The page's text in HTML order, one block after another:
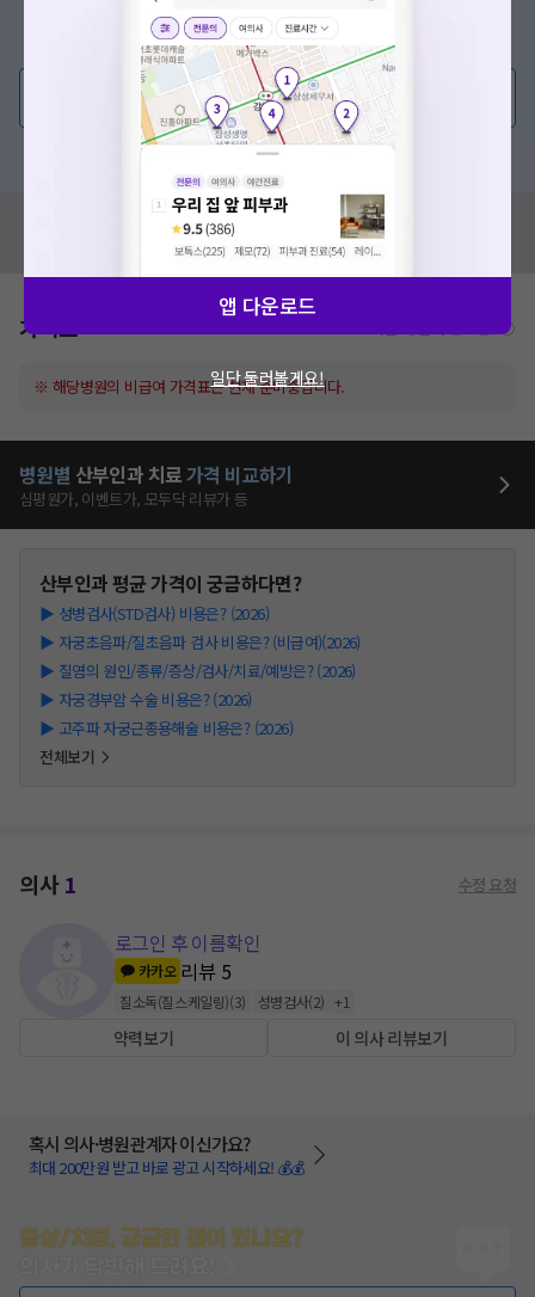
증상/치료, 궁금한 점이 있나요?
의사가 직접 답해드려요!
💬 무엇이든 물어보세요
혹은, 의료상담 서비스에 다양한 게시글 보러가기
혹시 잘못된 병원정보가 있나요?
모두닥 팀에 알려주세요!
가격표
※ 해당병원의 비급여 가격표는 현재 준비중입니다.
병원별 산부인과 치료가격 비교하기
심평원가, 이벤트가, 모두닥 리뷰가 등
산부인과평균 가격이 궁금하다면?
▶ 성병검사(STD검사) 비용은? (2026)
▶ 자궁초음파/질초음파 검사 비용은? (비급여)(2026)
▶ 질염의 원인/종류/증상/검사/치료/예방은? (2026)
▶ 자궁경부암 수술 비용은? (2026)
▶ 고주파 자궁근종용해술 비용은? (2026)
전체보기
의사1 수정 요청
로그인 후 이름확인
카카오 리뷰 5
질소독(질스케일링)(3) 성병검사(2) +1
약력보기 이 의사 리뷰보기
혹시 의사·병원관계자 이신가요?
최대 200만원 받고 바로 광고 시작하세요! 💰💰
증상/치료, 궁금한 점이 있나요?
앱 다운로드
일단 둘러볼게요!